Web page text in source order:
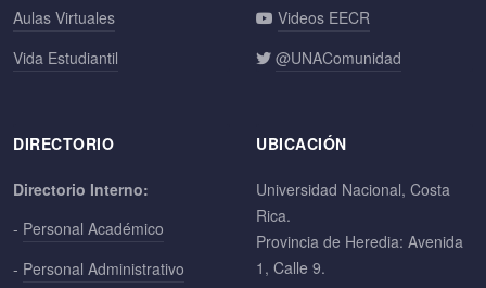
Aulas Virtuales
Vida Estudiantil
Videos EECR
@UNAComunidad
DIRECTORIO
Directorio Interno:
- Personal Académico
- Personal Administrativo
UBICACIÓN
Universidad Nacional, Costa
Rica.
Provincia de Heredia: Avenida
1, Calle 9.